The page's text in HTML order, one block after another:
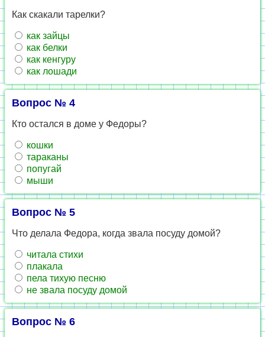
Как скакали тарелки?
как зайцы
как белки
как кенгуру
как лошади
Вопрос № 4
Кто остался в доме у Федоры?
кошки
тараканы
попугай
мыши
Вопрос № 5
Что делала Федора, когда звала посуду домой?
читала стихи
плакала
пела тихую песню
не звала посуду домой
Вопрос № 6